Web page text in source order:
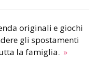
originali e giochi
gli spostamenti
la famiglia. »